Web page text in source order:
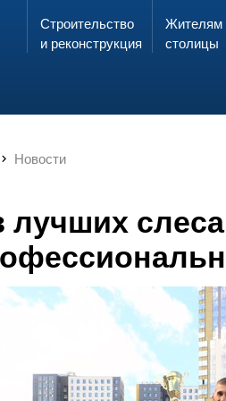
Строительство
и реконструкция
Жителям
столицы
Новости
лучших